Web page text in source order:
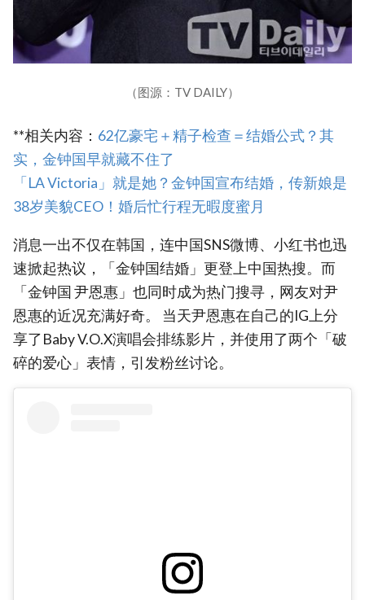
（图源：TV DAILY）
**相关内容： 62亿豪宅＋精子检查＝结婚公式？其
实，金钟国早就藏不住了
「LA Victoria」就是她？金钟国宣布结婚，传新娘是
38岁美貌CEO！婚后忙行程无暇度蜜月
消息一出不仅在韩国，连中国SNS微博、小红书也迅
速掀起热议，「金钟国结婚」更登上中国热搜。而
「金钟国 尹恩惠」也同时成为热门搜寻，网友对尹
恩惠的近况充满好奇。 当天尹恩惠在自己的IG上分
享了Baby V.O.X演唱会排练影片，并使用了两个「破
碎的爱心」表情，引发粉丝讨论。